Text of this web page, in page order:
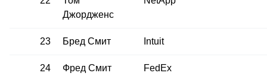
Джордженс
23 Бред Смит Intuit
24 Фред Смит FedEx